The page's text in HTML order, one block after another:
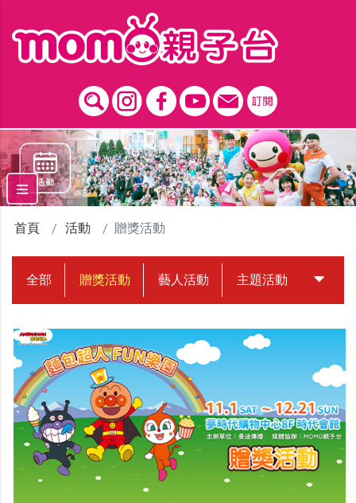
首頁 活動 贈獎活動
全部 贈獎活動 藝人活動 主題活動 中獎名